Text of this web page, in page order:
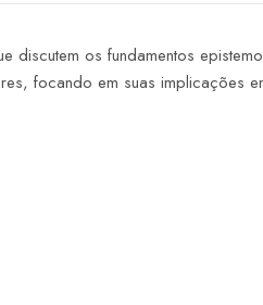
discutem os fundamentos
focando em suas implicações